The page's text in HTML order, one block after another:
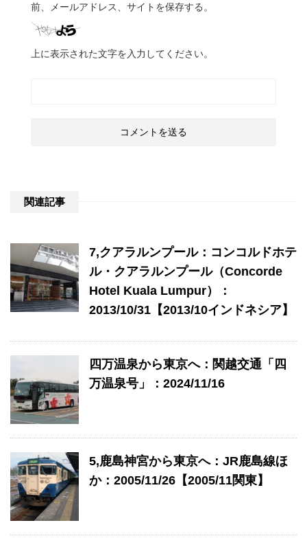
前、メールアドレス、サイトを保存する。
上に表示された文字を入力してください。
関連記事
7,クアラルンプール：コンコルドホテ
ル・クアラルンプール（Concorde
Hotel Kuala Lumpur）：
2013/10/31【2013/10インドネシア】
四万温泉から東京へ：関越交通「四
万温泉号」：2024/11/16
5,鹿島神宮から東京へ：JR鹿島線ほ
か：2005/11/26【2005/11関東】